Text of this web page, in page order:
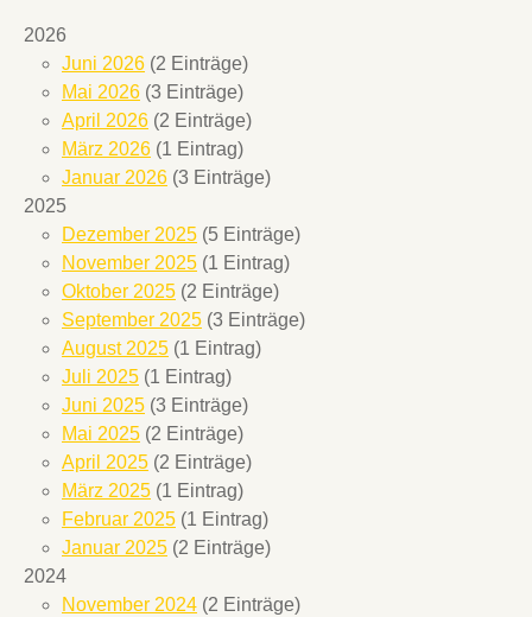
2026
Juni 2026 (2 Einträge)
Mai 2026 (3 Einträge)
April 2026 (2 Einträge)
März 2026 (1 Eintrag)
Januar 2026 (3 Einträge)
2025
Dezember 2025 (5 Einträge)
November 2025 (1 Eintrag)
Oktober 2025 (2 Einträge)
September 2025 (3 Einträge)
August 2025 (1 Eintrag)
Juli 2025 (1 Eintrag)
Juni 2025 (3 Einträge)
Mai 2025 (2 Einträge)
April 2025 (2 Einträge)
März 2025 (1 Eintrag)
Februar 2025 (1 Eintrag)
Januar 2025 (2 Einträge)
2024
November 2024 (2 Einträge)